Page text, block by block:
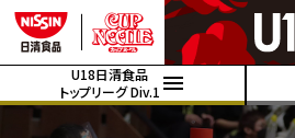
U18日清食品
トップリーグ Div.1